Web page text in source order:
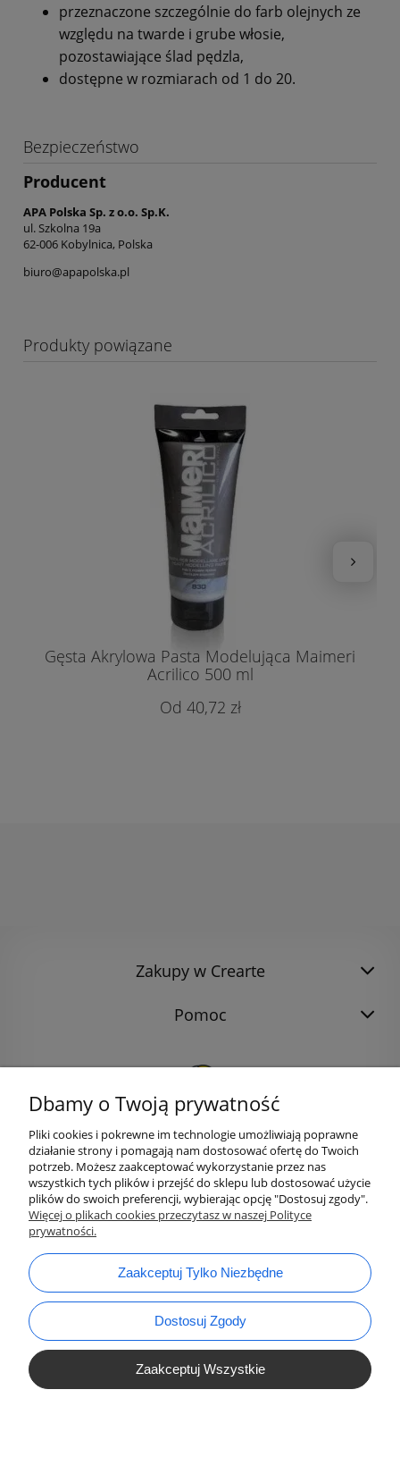
przeznaczone szczególnie do farb olejnych ze
względu na twarde i grube włosie,
pozostawiające ślad pędzla,
dostępne w rozmiarach od 1 do 20.
Bezpieczeństwo
Producent
APA Polska Sp. z o.o. Sp.K.
ul. Szkolna 19a
62-006 Kobylnica, Polska
biuro@apapolska.pl
Produkty powiązane
Gęsta Akrylowa Pasta Modelująca Maimeri
Acrilico 500 ml
40,72 zł
Zakupy w Crearte
Pomoc
email:bok@ArtykulyDlaPlastykow.pl
Dbamy o Twoją prywatność
Pliki cookies i pokrewne im technologie umożliwiają poprawne
działanie strony i pomagają nam dostosować ofertę do Twoich
potrzeb. Możesz zaakceptować wykorzystanie przez nas
wszystkich tych plików i przejść do sklepu lub dostosować użycie
plików do swoich preferencji, wybierając opcję "Dostosuj zgody".
Więcej o plikach cookies przeczytasz w naszej Polityce
prywatności.
Zaakceptuj Tylko Niezbędne
Dostosuj Zgody
Zaakceptuj Wszystkie